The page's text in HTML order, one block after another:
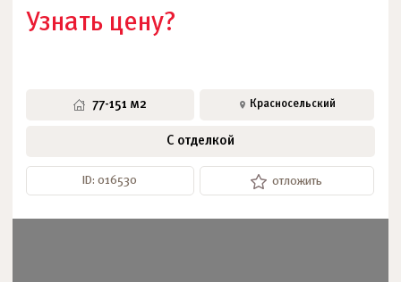
Узнать цену?
77-151 м2 Красносельский
С отделкой
ID: 016530 отложить